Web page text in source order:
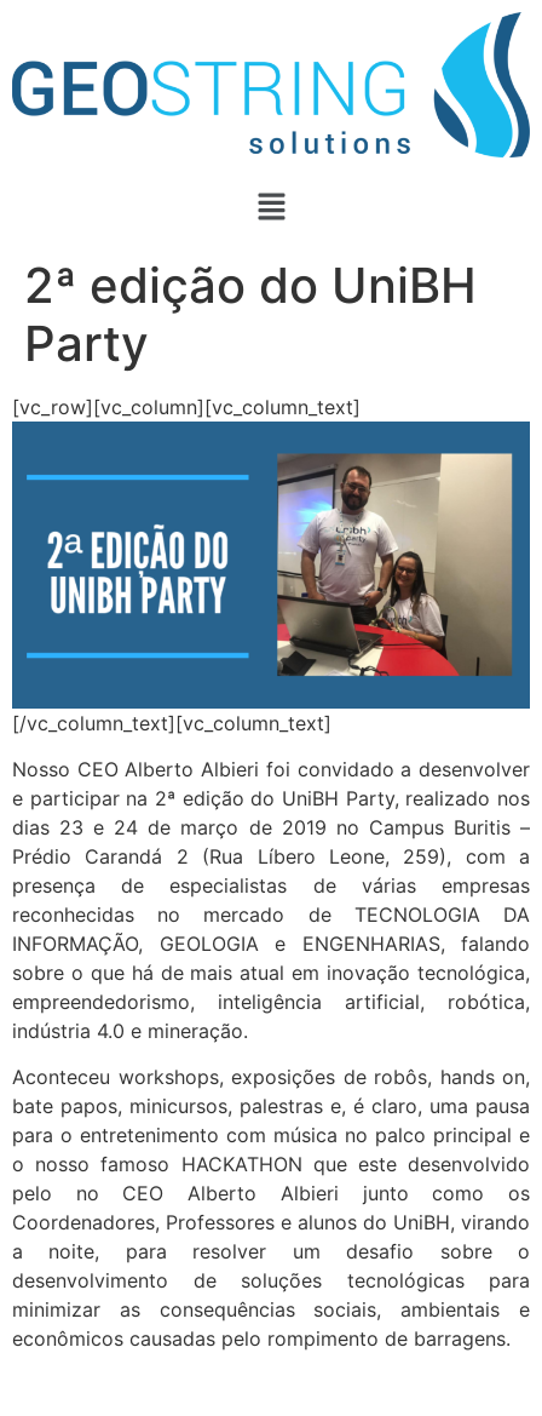
2ª edição do UniBH
Party
[vc_row][vc_column][vc_column_text]
[/vc_column_text][vc_column_text]
Nosso CEO Alberto Albieri foi convidado a desenvolver
e participar na 2ª edição do UniBH Party, realizado nos
dias 23 e 24 de março de 2019 no Campus Buritis –
Prédio Carandá 2 (Rua Líbero Leone, 259), com a
presença de especialistas de várias empresas
reconhecidas no mercado de TECNOLOGIA DA
INFORMAÇÃO, GEOLOGIA e ENGENHARIAS, falando
sobre o que há de mais atual em inovação tecnológica,
empreendedorismo, inteligência artificial, robótica,
indústria 4.0 e mineração.
Aconteceu workshops, exposições de robôs, hands on,
bate papos, minicursos, palestras e, é claro, uma pausa
para o entretenimento com música no palco principal e
o nosso famoso HACKATHON que este desenvolvido
pelo no CEO Alberto Albieri junto como os
Coordenadores, Professores e alunos do UniBH, virando
a noite, para resolver um desafio sobre o
desenvolvimento de soluções tecnológicas para
minimizar as consequências sociais, ambientais e
econômicos causadas pelo rompimento de barragens.